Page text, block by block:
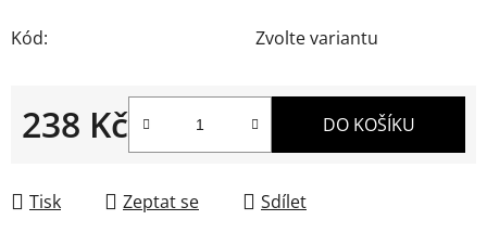
Kód: Zvolte variantu
238 Kč DO KOŠÍKU
Tisk Zeptat se Sdílet